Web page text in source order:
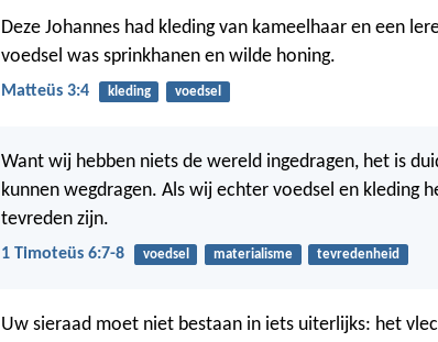
Deze Johannes had kleding van kameelhaar en een
voedsel was sprinkhanen en wilde honing.
Matteüs 3:4 kleding voedsel
Want wij hebben niets de wereld ingedragen, het is
kunnen wegdragen. Als wij echter voedsel en kleding
tevreden zijn.
1 Timoteüs 6:7-8 voedsel materialisme tevredenheid
Uw sieraad moet niet bestaan in iets uiterlijks: het